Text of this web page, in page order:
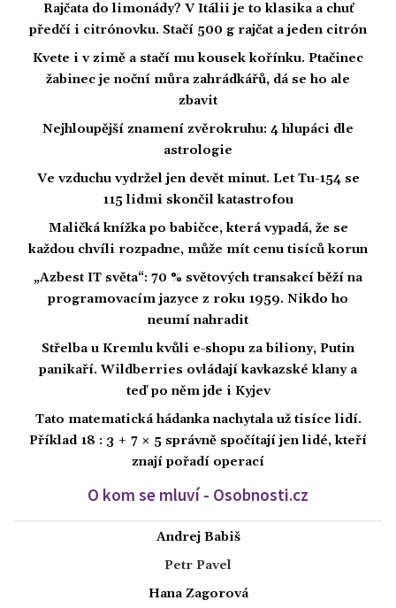
Rajčata do limonády? V Itálii je to klasika a chuť
předčí i citrónovku. Stačí 500 g rajčat a jeden citrón
Kvete i v zimě a stačí mu kousek kořínku. Ptačinec
žabinec je noční můra zahrádkářů, dá se ho ale
zbavit
Nejhloupější znamení zvěrokruhu: 4 hlupáci dle
astrologie
Ve vzduchu vydržel jen devět minut. Let Tu-154 se
115 lidmi skončil katastrofou
Maličká knížka po babičce, která vypadá, že se
každou chvíli rozpadne, může mít cenu tisíců korun
„Azbest IT světa“: 70 % světových transakcí běží na
programovacím jazyce z roku 1959. Nikdo ho
neumí nahradit
Střelba u Kremlu kvůli e-shopu za biliony, Putin
panikaří. Wildberries ovládají kavkazské klany a
teď po něm jde i Kyjev
Tato matematická hádanka nachytala už tisíce lidí.
Příklad 18 : 3 + 7 × 5 správně spočítají jen lidé, kteří
znají pořadí operací
O kom se mluví - Osobnosti.cz
Andrej Babiš
Petr Pavel
Hana Zagorová